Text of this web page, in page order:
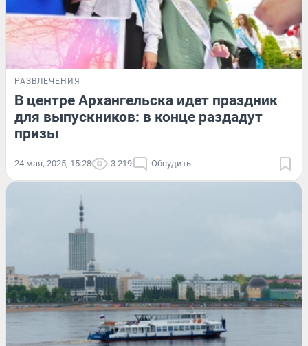
РАЗВЛЕЧЕНИЯ
В центре Архангельска идет праздник
для выпускников: в конце раздадут
призы
24 мая, 2025, 15:28 3 219 Обсудить